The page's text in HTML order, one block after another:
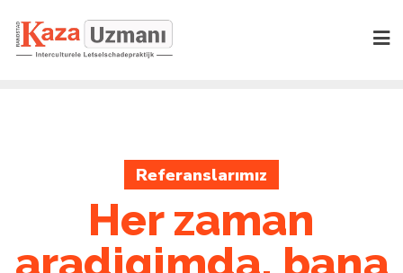
Referanslarımız
Her zaman
aradigimda, bana